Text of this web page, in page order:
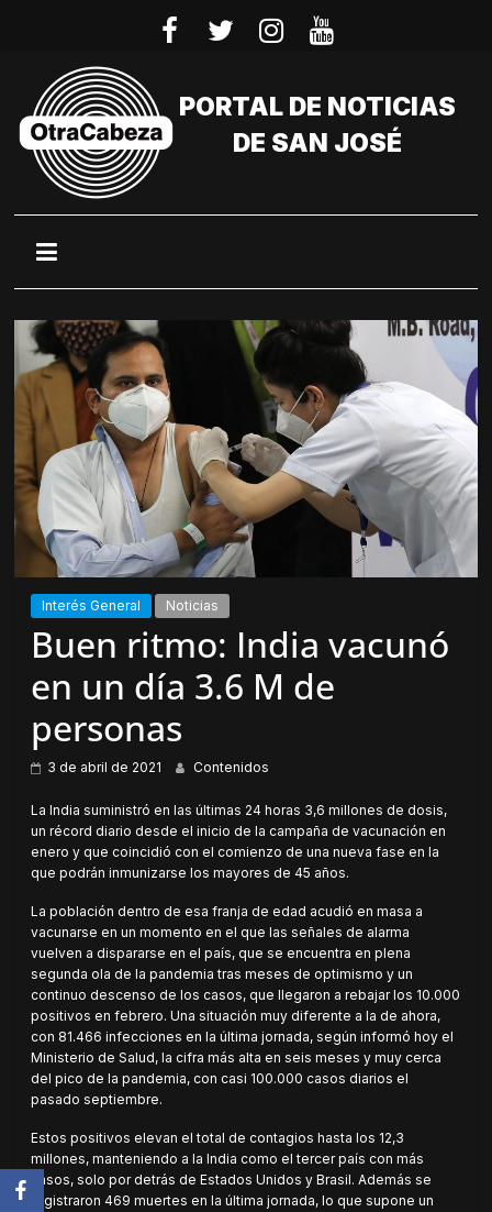
PORTAL DE NOTICIAS
DE SAN JOSÉ
Interés General Noticias
Buen ritmo: India vacunó
en un día 3.6 M de
personas
3 de abril de 2021 Contenidos
La India suministró en las últimas 24 horas 3,6 millones de dosis,
un récord diario desde el inicio de la campaña de vacunación en
enero y que coincidió con el comienzo de una nueva fase en la
que podrán inmunizarse los mayores de 45 años.
La población dentro de esa franja de edad acudió en masa a
vacunarse en un momento en el que las señales de alarma
vuelven a dispararse en el país, que se encuentra en plena
segunda ola de la pandemia tras meses de optimismo y un
continuo descenso de los casos, que llegaron a rebajar los 10.000
positivos en febrero. Una situación muy diferente a la de ahora,
con 81.466 infecciones en la última jornada, según informó hoy el
Ministerio de Salud, la cifra más alta en seis meses y muy cerca
del pico de la pandemia, con casi 100.000 casos diarios el
pasado septiembre.
Estos positivos elevan el total de contagios hasta los 12,3
millones, manteniendo a la India como el tercer país con más
casos, solo por detrás de Estados Unidos y Brasil. Además se
registraron 469 muertes en la última jornada, lo que supone un